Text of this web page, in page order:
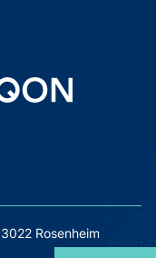
Rosenheim